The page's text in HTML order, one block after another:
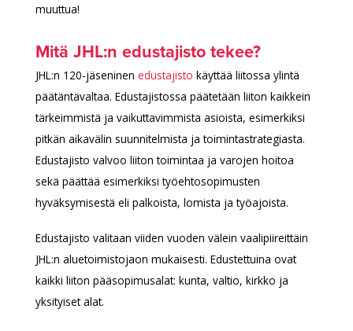
muuttua!
Mitä JHL:n edustajisto tekee?
JHL:n 120-jäseninen edustajisto käyttää liitossa ylintä
päätäntävaltaa. Edustajistossa päätetään liiton kaikkein
tärkeimmistä ja vaikuttavimmista asioista, esimerkiksi
pitkän aikavälin suunnitelmista ja toimintastrategiasta.
Edustajisto valvoo liiton toimintaa ja varojen hoitoa
sekä päättää esimerkiksi työehtosopimusten
hyväksymisestä eli palkoista, lomista ja työajoista.
Edustajisto valitaan viiden vuoden välein vaalipiireittäin
JHL:n aluetoimistojaon mukaisesti. Edustettuina ovat
kaikki liiton pääsopimusalat: kunta, valtio, kirkko ja
yksityiset alat.